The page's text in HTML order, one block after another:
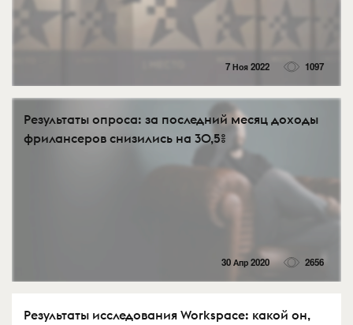
7 Ноя 2022 1097
Результаты опроса: за последний месяц доходы
фрилансеров снизились на 30,5%
30 Апр 2020 2656
Результаты исследования Workspace: какой он,